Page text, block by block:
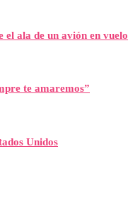
ala de un avión en vuelo
te amaremos”
Unidos